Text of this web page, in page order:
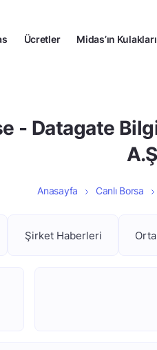
Ücretler Midas’ın Kulakları
- Datagate
Anasayfa Canlı Borsa
Şirket Haberleri